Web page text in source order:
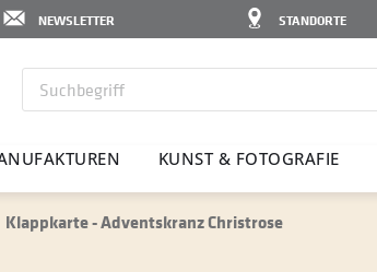
STANDORTE
NEWSLETTER
KUNST & FOTO­GRAFIE
Klappkarte - Adventskranz Christrose